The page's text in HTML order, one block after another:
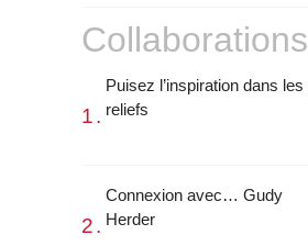
Collaborations
Puisez l’inspiration dans les
reliefs
Connexion avec… Gudy
Herder